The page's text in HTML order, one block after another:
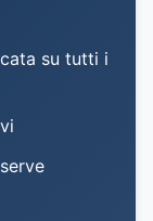
su tutti i